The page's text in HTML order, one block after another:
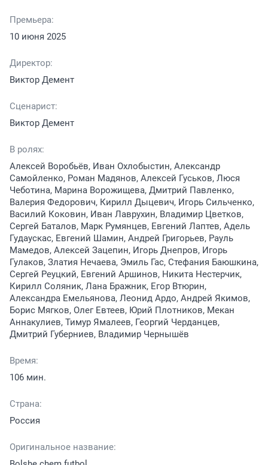
Премьера:
10 июня 2025
Директор:
Виктор Демент
Сценарист:
Виктор Демент
В ролях:
Алексей Воробьёв, Иван Охлобыстин, Александр
Самойленко, Роман Мадянов, Алексей Гуськов, Люся
Чеботина, Марина Ворожищева, Дмитрий Павленко,
Валерия Федорович, Кирилл Дыцевич, Игорь Сильченко,
Василий Коковин, Иван Лаврухин, Владимир Цветков,
Сергей Баталов, Марк Румянцев, Евгений Лаптев, Адель
Гудаускас, Евгений Шамин, Андрей Григорьев, Рауль
Мамедов, Алексей Зацепин, Игорь Днепров, Игорь
Гулаков, Златия Нечаева, Эмиль Гас, Стефания Баюшкина,
Сергей Реуцкий, Евгений Аршинов, Никита Нестерчик,
Кирилл Соляник, Лана Бражник, Егор Втюрин,
Александра Емельянова, Леонид Ардо, Андрей Якимов,
Борис Мягков, Олег Евтеев, Юрий Плотников, Мекан
Аннакулиев, Тимур Ямалеев, Георгий Черданцев,
Дмитрий Губерниев, Владимир Чернышёв
Время:
106 мин.
Страна:
Россия
Оригинальное название: